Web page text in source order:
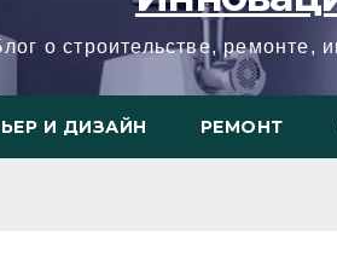
о строительстве, ремонте,
И ДИЗАЙН РЕМОНТ